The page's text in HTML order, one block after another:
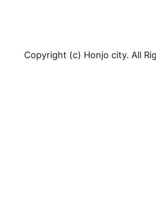
Copyright (c) Honjo city. All